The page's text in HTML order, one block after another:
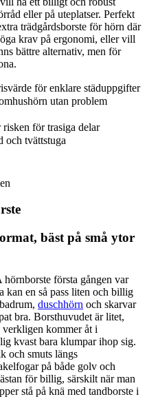
eller på uteplatser. Perfekt
trädgårdsborste för hörn där
krav på ergonomi, eller vill
bättre alternativ, men för
för enklare städuppgifter
utan problem
för trasiga delar
och tvättstuga
bäst på små ytor
första gången var
kan en så pass liten och billig
duschhörn och skarvar
bra. Borsthuvudet är litet,
verkligen kommer åt i
kvast bara klumpar ihop sig.
och smuts längs
på både golv och
för billig, särskilt när man
stå på knä med tandborste i